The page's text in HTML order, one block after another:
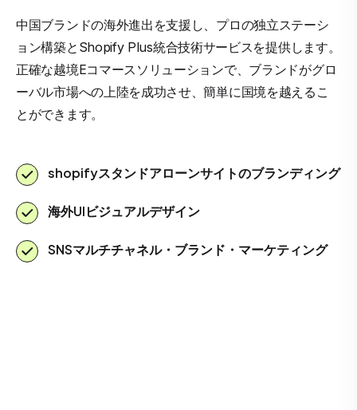
中国ブランドの海外進出を支援し、プロの独立ステーシ
ョン構築とShopify Plus統合技術サービスを提供します。
正確な越境Eコマースソリューションで、ブランドがグロ
ーバル市場への上陸を成功させ、簡単に国境を越えるこ
とができます。
shopifyスタンドアローンサイトのブランディング
海外UIビジュアルデザイン
SNSマルチチャネル・ブランド・マーケティング